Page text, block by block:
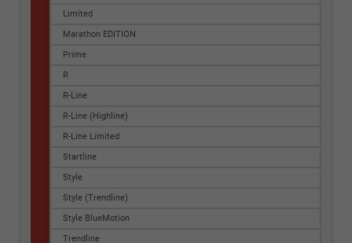
Limited
Marathon EDITION
Prime
R
R-Line
R-Line (Highline)
R-Line Limited
Startline
Style
Style (Trendline)
Style BlueMotion
Trendline